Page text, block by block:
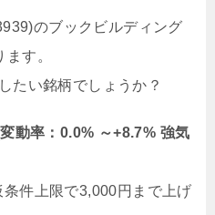
のブックビルディング
す。
たい銘柄でしょうか？
動率：0.0% ～+8.7% 強気
件上限で3,000円まで上げ